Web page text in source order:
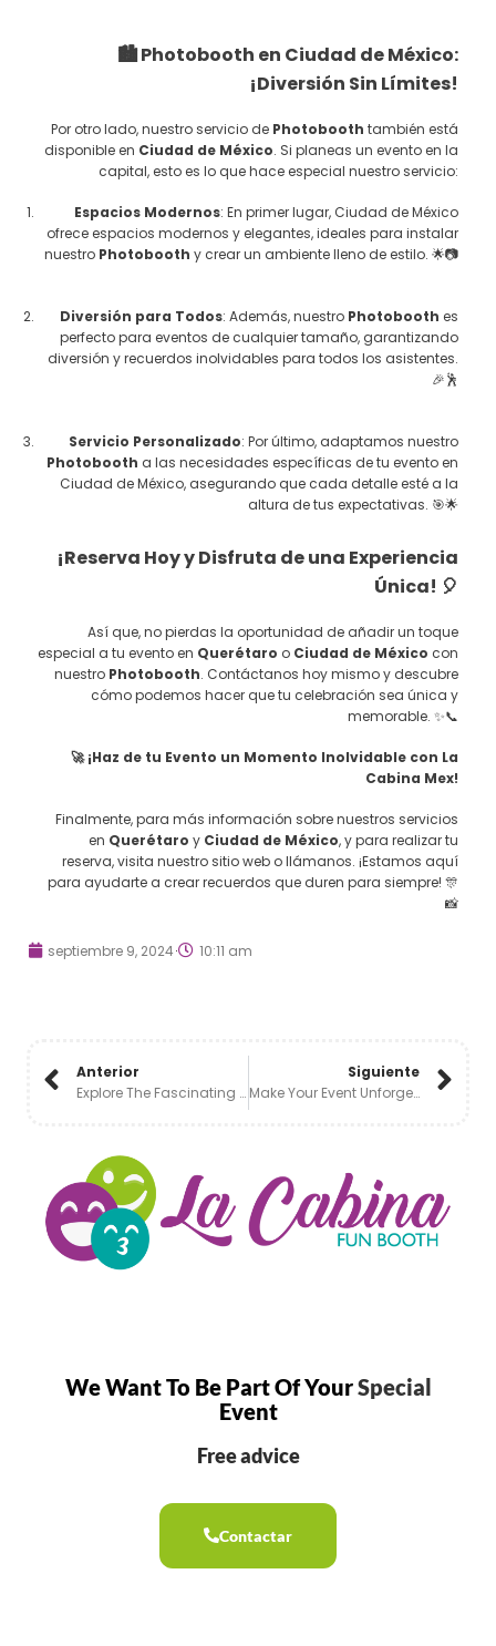
🏙️ Photobooth en Ciudad de México:
¡Diversión Sin Límites!
Por otro lado, nuestro servicio de Photobooth también está
disponible en Ciudad de México. Si planeas un evento en la
capital, esto es lo que hace especial nuestro servicio:
Espacios Modernos: En primer lugar, Ciudad de México
ofrece espacios modernos y elegantes, ideales para instalar
nuestro Photobooth y crear un ambiente lleno de estilo. 🌟📷
Diversión para Todos: Además, nuestro Photobooth es
perfecto para eventos de cualquier tamaño, garantizando
diversión y recuerdos inolvidables para todos los asistentes.
🎉🕺
Servicio Personalizado: Por último, adaptamos nuestro
Photobooth a las necesidades específicas de tu evento en
Ciudad de México, asegurando que cada detalle esté a la
altura de tus expectativas. 🎯🌟
¡Reserva Hoy y Disfruta de una Experiencia
Única! 🎈
Así que, no pierdas la oportunidad de añadir un toque
especial a tu evento en Querétaro o Ciudad de México con
nuestro Photobooth. Contáctanos hoy mismo y descubre
cómo podemos hacer que tu celebración sea única y
memorable. ✨📞
🚀 ¡Haz de tu Evento un Momento Inolvidable con La
Cabina Mex!
Finalmente, para más información sobre nuestros servicios
en Querétaro y Ciudad de México, y para realizar tu
reserva, visita nuestro sitio web o llámanos. ¡Estamos aquí
para ayudarte a crear recuerdos que duren para siempre! 🎊
📸
septiembre 9, 2024 10:11 am
Anterior
Explore The Fascinating World Of The Mirror Booth In Querétaro And Mexico City! 🎉📸
Siguiente
Make Your Event Unforgettable With Photobooth In Querétaro And Mexico City! 🎉📸
We Want To Be Part Of YourSpecial
Event
Free advice
Contactar